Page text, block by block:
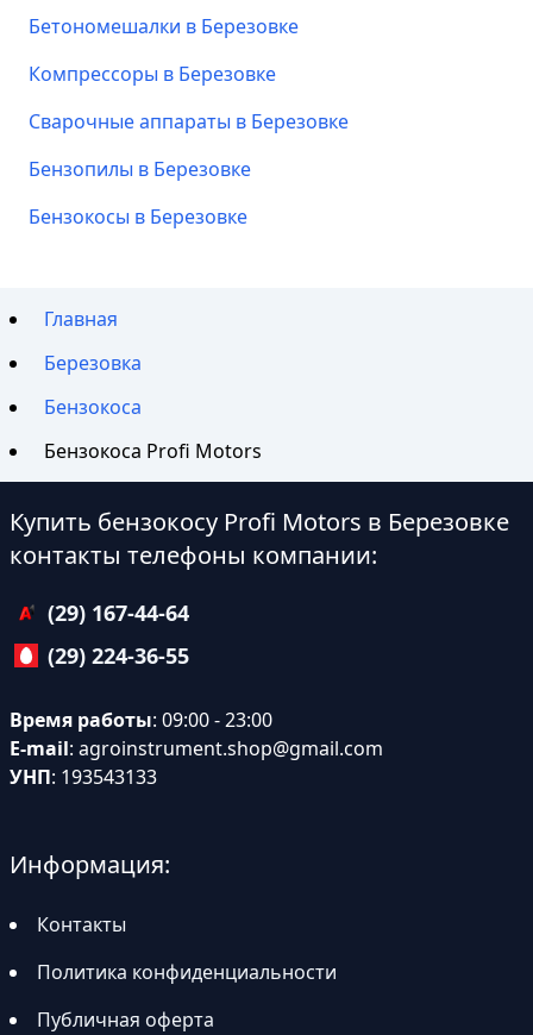
Бетономешалки в Березовке
Компрессоры в Березовке
Сварочные аппараты в Березовке
Бензопилы в Березовке
Бензокосы в Березовке
Главная
Березовка
Бензокоса
Бензокоса Profi Motors
Купить бензокосу Profi Motors в Березовке
контакты телефоны компании:
(29) 167-44-64
(29) 224-36-55
Время работы: 09:00 - 23:00
E-mail: agroinstrument.shop@gmail.com
УНП: 193543133
Информация:
Контакты
Политика конфиденциальности
Публичная оферта